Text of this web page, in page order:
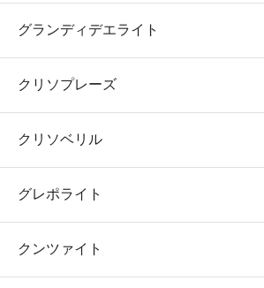
グランディデエライト
クリソプレーズ
クリソベリル
グレポライト
クンツァイト